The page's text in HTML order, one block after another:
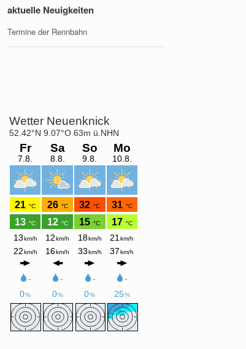
aktuelle Neuigkeiten
Termine der Rennbahn